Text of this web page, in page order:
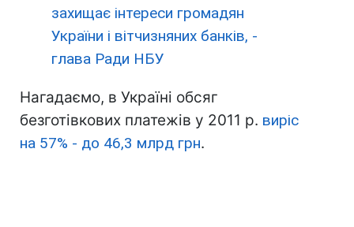
захищає інтереси громадян
України і вітчизняних банків, -
глава Ради НБУ
Нагадаємо, в Україні обсяг
безготівкових платежів у 2011 р. виріс
на 57% - до 46,3 млрд грн.